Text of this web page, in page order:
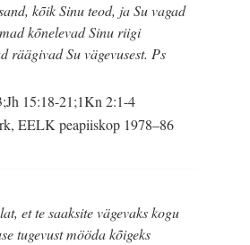
kõik Sinu teod, ja Su vagad
kõnelevad Sinu riigi
räägivad Su vägevusest. Ps
15:18-21;1Kn 2:1-4
EELK peapiiskop 1978–86
et te saaksite vägevaks kogu
tugevust mööda kõigeks